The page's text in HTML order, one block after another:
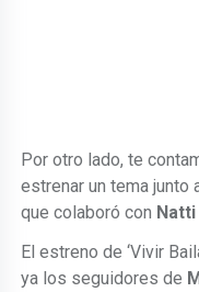
Por otro lado, te
estrenar un tema junto
que colaboró con Natti
El estreno de ‘Vivir
ya los seguidores de